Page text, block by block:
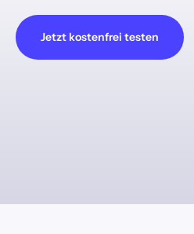
Jetzt kostenfrei testen